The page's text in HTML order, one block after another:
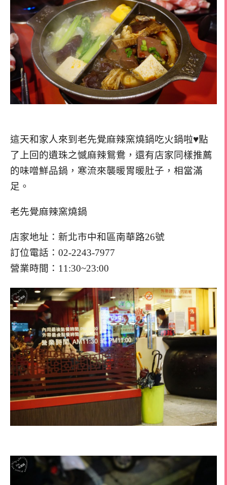
這天和家人來到老先覺麻辣窯燒鍋吃火鍋啦♥點
了上回的遺珠之憾麻辣鴛鴦，還有店家同樣推薦
的味噌鮮品鍋，寒流來襲暖胃暖肚子，相當滿
足。
老先覺麻辣窯燒鍋
店家地址：新北市中和區南華路26號
訂位電話：02-2243-7977
營業時間：11:30~23:00